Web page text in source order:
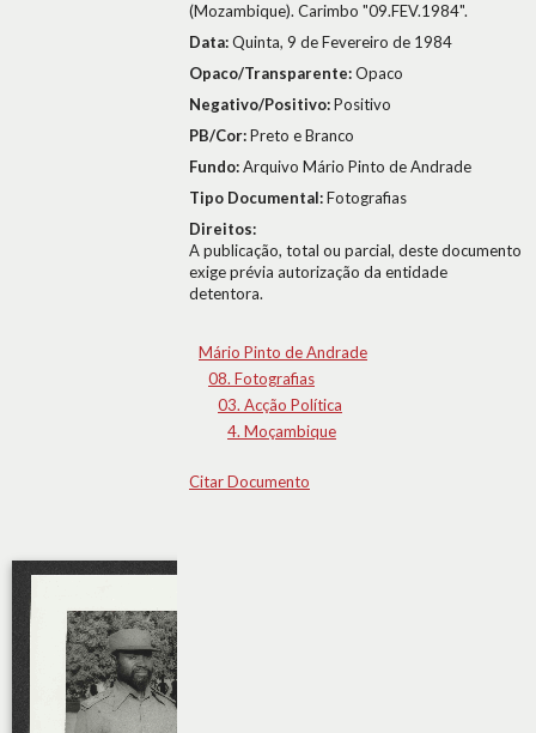
(Mozambique). Carimbo "09.FEV.1984".
Data:Quinta, 9 de Fevereiro de 1984
Opaco/Transparente:Opaco
Negativo/Positivo:Positivo
PB/Cor:Preto e Branco
Fundo:Arquivo Mário Pinto de Andrade
Tipo Documental:Fotografias
Direitos:
A publicação, total ou parcial, deste documento
exige prévia autorização da entidade
detentora.
Mário Pinto de Andrade
08. Fotografias
03. Acção Política
4. Moçambique
Citar Documento